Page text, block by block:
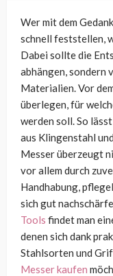
Wer mit dem
schnell feststellen,
Dabei sollte die
abhängen, sondern
Materialien. Vor
überlegen, für
werden soll. So
aus Klingenstahl
Messer überzeugt
vor allem durch
Handhabung,
sich gut
Tools findet man
denen sich dank
Stahlsorten und
Messer kaufen